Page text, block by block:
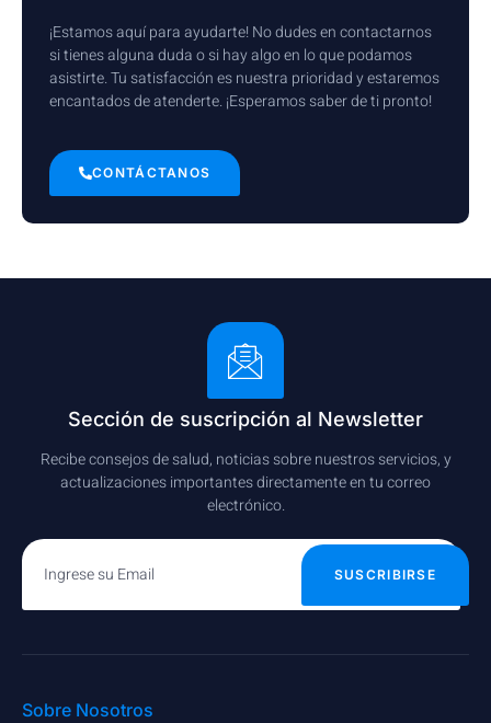
¡Estamos aquí para ayudarte! No dudes en contactarnos
si tienes alguna duda o si hay algo en lo que podamos
asistirte. Tu satisfacción es nuestra prioridad y estaremos
encantados de atenderte. ¡Esperamos saber de ti pronto!
CONTÁCTANOS
Sección de suscripción al Newsletter
Recibe consejos de salud, noticias sobre nuestros servicios, y
actualizaciones importantes directamente en tu correo
electrónico.
SUSCRIBIRSE
Sobre Nosotros